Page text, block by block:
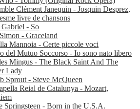
Clément Janequin - Josquin Desprez,
livre de chansons
Gabriel - So
- Graceland
Mannoia - Certe piccole voci
del Mutuo Soccorso - Io sono nato libero
Mingus - The Black Saint And The
Lady
Sprout - Steve McQueen
Reial de Catalunya - Mozart,
Springsteen - Born in the U.S.A.